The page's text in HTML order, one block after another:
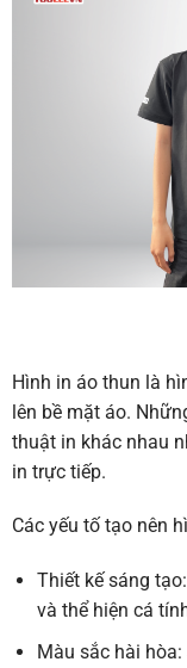
Hình in áo thun là
lên bề mặt áo.
thuật in khác nhau
in trực tiếp.
Các yếu tố tạo nên
Thiết kế sáng tạo:
và thể hiện cá
Màu sắc hài hòa: